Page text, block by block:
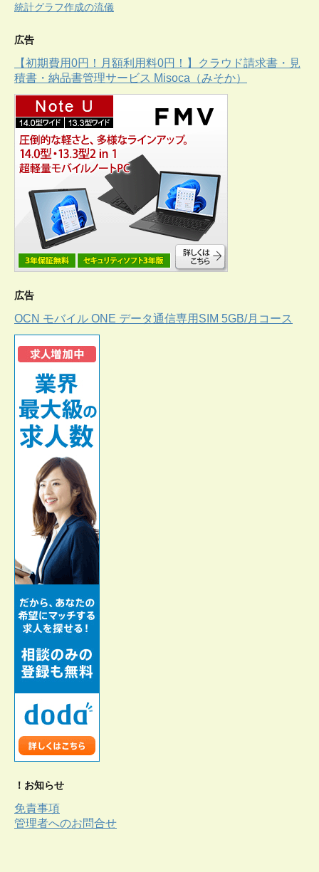
統計グラフ作成の流儀
広告
【初期費用0円！月額利用料0円！】クラウド請求書・見
積書・納品書管理サービス Misoca（みそか）
広告
OCN モバイル ONE データ通信専用SIM 5GB/月コース
！お知らせ
免責事項
管理者へのお問合せ